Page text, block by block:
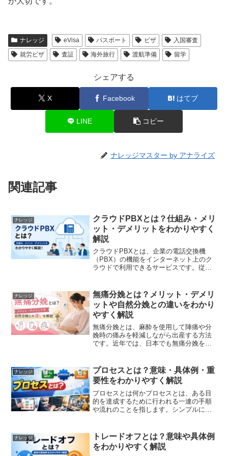
ナレッジ eVisa パスポート ビザ
入国審査
就労ビザ
査証 海外旅行 渡航準備 留学
シェアする
X Facebook はてブ
LINE コピー
ナレッジマスター by アナライズ
関連記事
ナレッジ
クラウドPBXとは？仕組み・メリ
ット・デメリットをわかりやすく
解説
クラウドPBXとは、企業の電話交換機
（PBX）の機能をインターネット上のク
ラウドで利用できるサービスです。従来
的な設備が不要となり、スマートフォン
やパソコンを会社の電...
ナレッジ
無痛分娩とは？メリット・デメリ
ットや自然分娩との違いをわかり
やすく解説
無痛分娩とは、麻酔を使用して陣痛や分
娩時の痛みを軽減しながら出産する方法
です。近年では、日本でも無痛分娩を選
い」と考える人から注目されています。
一方で、「本当に痛みがな...
ナレッジ
プロセスとは？意味・具体例・重
要性をわかりやすく解説
プロセスとは何かプロセスとは、ある目
的を達成するために行われる一連の手順
や流れのことを指します。シンプルに言
意する → 切る → 加熱する → 盛り付け
る」という流れ全...
ナレッジ
トレードオフとは？意味や具体例
をわかりやすく解説